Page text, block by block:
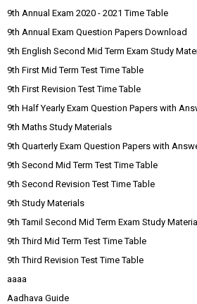
9th Annual Exam 2020 - 2021 Time Table
9th Annual Exam Question Papers Download
9th English Second Mid Term Exam Study
9th First Mid Term Test Time Table
9th First Revision Test Time Table
9th Half Yearly Exam Question Papers with
9th Maths Study Materials
9th Quarterly Exam Question Papers with
9th Second Mid Term Test Time Table
9th Second Revision Test Time Table
9th Study Materials
9th Tamil Second Mid Term Exam Study
9th Third Mid Term Test Time Table
9th Third Revision Test Time Table
aaaa
Aadhava Guide